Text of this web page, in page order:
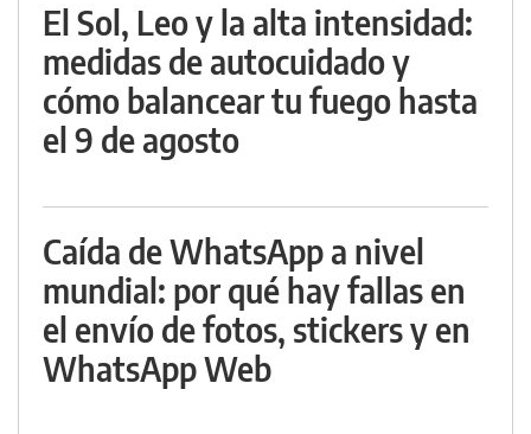
El Sol, Leo y la alta intensidad:
medidas de autocuidado y
cómo balancear tu fuego hasta
el 9 de agosto
Caída de WhatsApp a nivel
mundial: por qué hay fallas en
el envío de fotos, stickers y en
WhatsApp Web